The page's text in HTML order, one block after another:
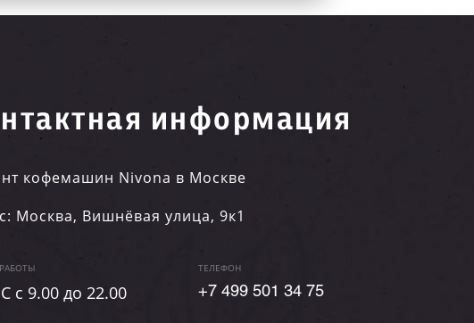
информация
кофемашин Nivona в Москве
Москва, Вишнёвая улица, 9к1
c 9.00 до 22.00
ТЕЛЕФОН
+7 499 501 34 75